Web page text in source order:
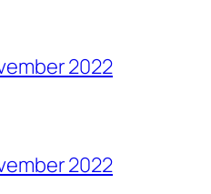
2022
2022